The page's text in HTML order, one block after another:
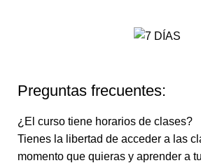
Preguntas frecuentes:
¿El curso tiene horarios de clases?
Tienes la libertad de acceder a las
momento que quieras y aprender a